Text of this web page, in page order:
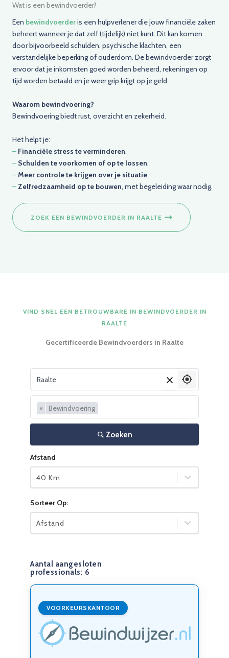
Wat is een bewindvoerder?
Een bewindvoerderis een hulpverlener die jouw financiële zaken
beheert wanneer je dat zelf (tijdelijk) niet kunt. Dit kan komen
door bijvoorbeeld schulden, psychische klachten, een
verstandelijke beperking of ouderdom. De bewindvoerder zorgt
ervoor dat je inkomsten goed worden beheerd, rekeningen op
tijd worden betaald en je weer grip krijgt op je geld.
Waarom bewindvoering?
Bewindvoering biedt rust, overzicht en zekerheid.
Het helpt je:
– Financiële stress te verminderen.
– Schulden te voorkomen of op te lossen.
–Meer controle te krijgen over je situatie.
–Zelfredzaamheid op te bouwen, met begeleiding waar nodig.
ZOEK EEN BEWINDVOERDER IN RAALTE
VIND SNEL EEN BETROUWBARE IN BEWINDVOERDER IN
RAALTE
Gecertificeerde Bewindvoerders in Raalte
Vul je woonplaats in
× Bewindvoering
Zoeken
Afstand
40 Km
Sorteer Op:
Afstand
Aantal aangesloten
professionals: 6
VOORKEURSKANTOOR